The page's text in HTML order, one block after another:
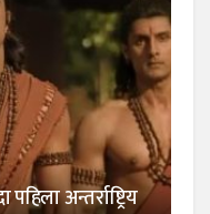
अन्तर्राष्ट्रिय